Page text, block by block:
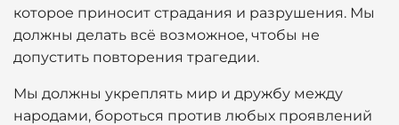
которое приносит страдания и разрушения. Мы
должны делать всё возможное, чтобы не
допустить повторения трагедии.
Мы должны укреплять мир и дружбу между
народами, бороться против любых проявлений